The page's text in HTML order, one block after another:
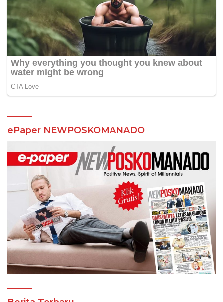
ePaper NEWPOSKOMANADO